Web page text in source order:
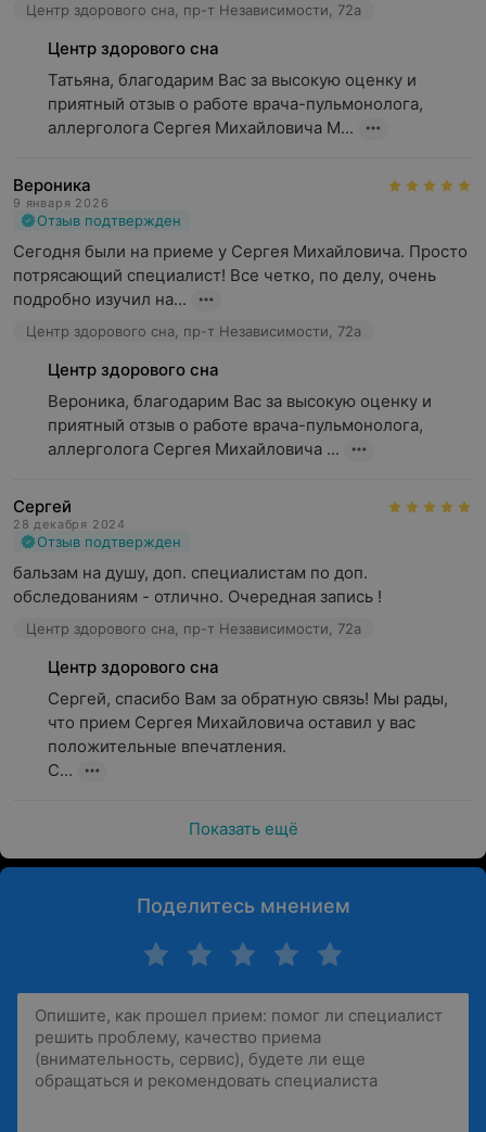
Центр здорового сна, пр-т Независимости, 72а
Центр здорового сна
Татьяна, благодарим Вас за высокую оценку и
приятный отзыв о работе врача-пульмонолога,
аллерголога Сергея Михайловича М...
Вероника
9 января 2026
Отзыв подтвержден
Сегодня были на приеме у Сергея Михайловича. Просто
потрясающий специалист! Все четко, по делу, очень
подробно изучил на...
Центр здорового сна, пр-т Независимости, 72а
Центр здорового сна
Вероника, благодарим Вас за высокую оценку и
приятный отзыв о работе врача-пульмонолога,
аллерголога Сергея Михайловича ...
Сергей
28 декабря 2024
Отзыв подтвержден
бальзам на душу, доп. специалистам по доп.
обследованиям - отлично. Очередная запись !
Центр здорового сна, пр-т Независимости, 72а
Центр здорового сна
Сергей, спасибо Вам за обратную связь! Мы рады,
что прием Сергея Михайловича оставил у вас
положительные впечатления.
С...
Показать ещё
Поделитесь мнением